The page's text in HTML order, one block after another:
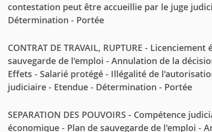
contestation peut être accueillie par le juge
Détermination - Portée
CONTRAT DE TRAVAIL, RUPTURE -
sauvegarde de l'emploi - Annulation de la
Effets - Salarié protégé - Illégalité de
judiciaire - Etendue - Détermination - Portée
SEPARATION DES POUVOIRS - Compétence
économique - Plan de sauvegarde de l'emploi -